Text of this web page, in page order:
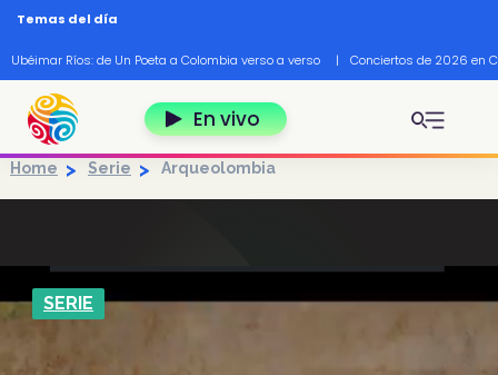
Pasar al contenido principal
Temas del día
Ubéimar Ríos: de Un Poeta a Colombia verso a verso | Conciertos de 2026 en
En vivo
Home Serie Arqueolombia
SERIE